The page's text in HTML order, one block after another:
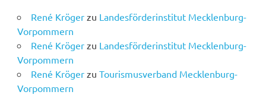
René Krögerzu Landesförderinstitut Mecklenburg-
Vorpommern
René Krögerzu Landesförderinstitut Mecklenburg-
Vorpommern
René Krögerzu Tourismusverband Mecklenburg-
Vorpommern